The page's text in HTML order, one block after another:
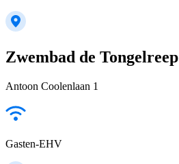
Zwembad de Tongelreep
Antoon Coolenlaan 1
Gasten-EHV